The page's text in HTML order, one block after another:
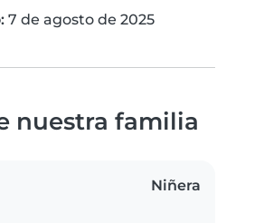
7 de agosto de 2025
nuestra familia
Niñera